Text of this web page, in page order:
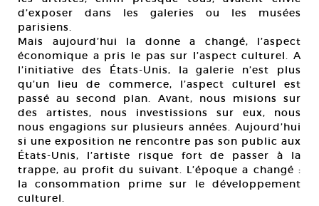
d’exposer dans les galeries ou les musées
parisiens.
Mais aujourd’hui la donne a changé, l’aspect
économique a pris le pas sur l’aspect culturel. A
l’initiative des États-Unis, la galerie n’est plus
qu’un lieu de commerce, l’aspect culturel est
passé au second plan. Avant, nous misions sur
des artistes, nous investissions sur eux, nous
nous engagions sur plusieurs années. Aujourd’hui
si une exposition ne rencontre pas son public aux
États-Unis, l’artiste risque fort de passer à la
trappe, au profit du suivant. L’époque a changé :
la consommation prime sur le développement
culturel.